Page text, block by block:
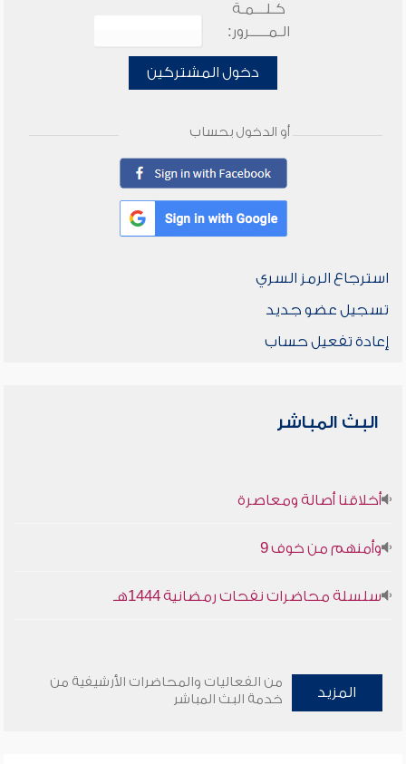
كـلـــمـة
الـمـــــرور:
دخول المشتركين
أو الدخول بحساب
استرجاع الرمز السري
تسجيل عضو جديد
إعادة تفعيل حساب
البث المباشر
أخلاقنا أصالة ومعاصرة
وأمنهم من خوف 9
سلسلة محاضرات نفحات رمضانية 1444هـ
المزيد
من الفعاليات والمحاضرات الأرشيفية من
خدمة البث المباشر